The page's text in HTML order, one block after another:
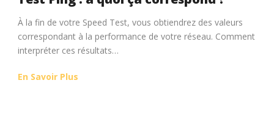
À la fin de votre Speed Test, vous obtiendrez des valeurs
correspondant à la performance de votre réseau. Comment
interpréter ces résultats…
En Savoir Plus